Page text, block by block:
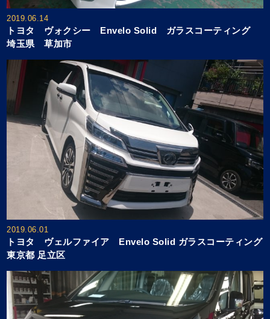
2019.06.14
トヨタ ヴォクシー Envelo Solid ガラスコーティング
埼玉県 草加市
2019.06.01
トヨタ ヴェルファイア Envelo Solid ガラスコーティング
東京都 足立区